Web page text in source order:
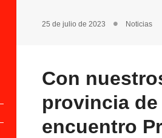
25 de julio de 2023 Noticias
Con
provincia
encuentro